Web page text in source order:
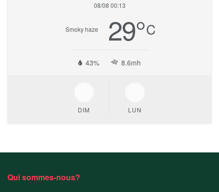
08/08 00:13
Smoky haze 29°C
43% 8.6mh
DIM LUN
Qui sommes-nous?